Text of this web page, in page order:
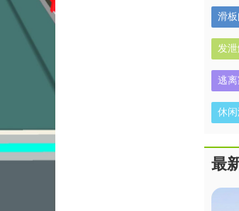
滑
发
逃
休
最